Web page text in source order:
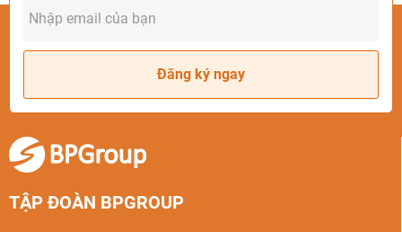
Đăng ký ngay
TẬP ĐOÀN BPGROUP